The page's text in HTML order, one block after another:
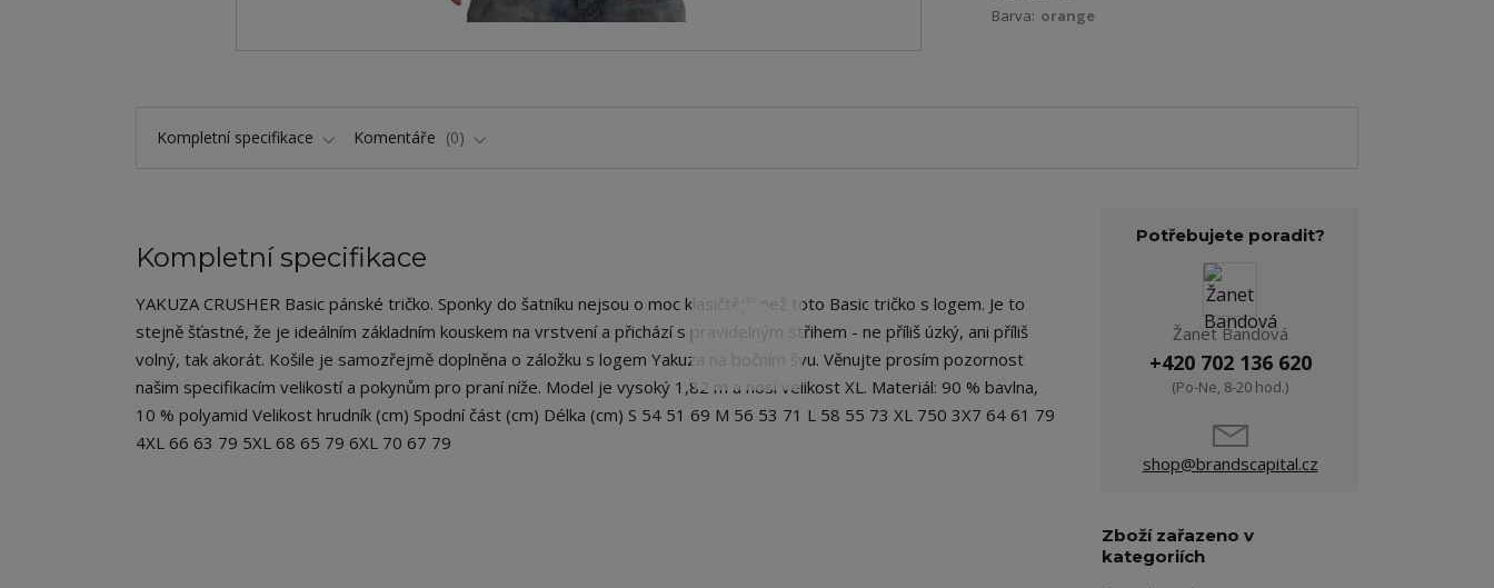
Barva: orange
Kompletní specifikace Komentáře 0
Kompletní specifikace
YAKUZA CRUSHER Basic pánské tričko. Sponky do šatníku nejsou o moc klasičtější než toto Basic tričko s logem. Je to
stejně šťastné, že je ideálním základním kouskem na vrstvení a přichází s pravidelným střihem - ne příliš úzký, ani příliš
volný, tak akorát. Košile je samozřejmě doplněna o záložku s logem Yakuza na bočním švu. Věnujte prosím pozornost
našim specifikacím velikostí a pokynům pro praní níže. Model je vysoký 1,82 m a nosí velikost XL. Materiál: 90 % bavlna,
10 % polyamid Velikost hrudník (cm) Spodní část (cm) Délka (cm) S 54 51 69 M 56 53 71 L 58 55 73 XL 750 3X7 64 61 79
4XL 66 63 79 5XL 68 65 79 6XL 70 67 79
Potřebujete poradit?
Žanet Bandová
+420 702 136 620
(Po-Ne, 8-20 hod.)
shop@brandscapital.cz
Zboží zařazeno v
kategoriích